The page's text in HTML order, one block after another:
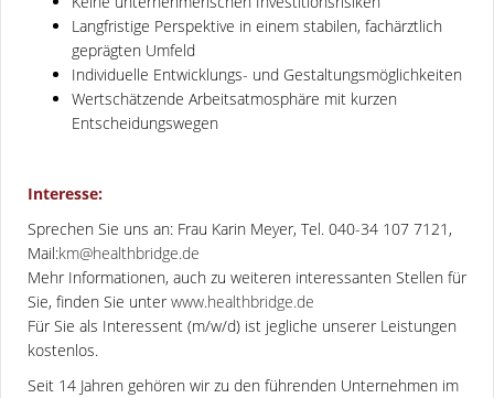
Langfristige Perspektive in einem stabilen, fachärztlich
geprägten Umfeld
Individuelle Entwicklungs- und Gestaltungsmöglichkeiten
Wertschätzende Arbeitsatmosphäre mit kurzen
Entscheidungswegen
Interesse:
Sprechen Sie uns an: Frau Karin Meyer, Tel. 040-34 107 7121,
Mail:km@healthbridge.de
Mehr Informationen, auch zu weiteren interessanten Stellen für
Sie, finden Sie unter www.healthbridge.de
Für Sie als Interessent (m/w/d) ist jegliche unserer Leistungen
kostenlos.
Seit 14 Jahren gehören wir zu den führenden Unternehmen im